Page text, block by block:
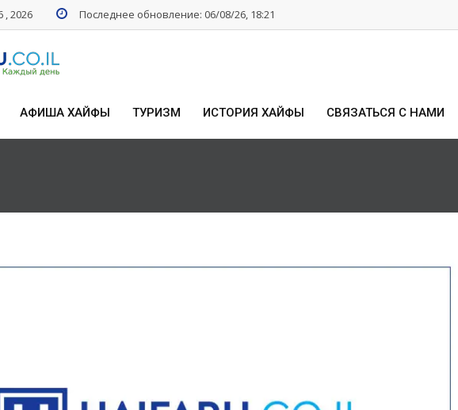
, 2026 Последнее обновление: 06/08/26, 18:21
АФИША ХАЙФЫ ТУРИЗМ ИСТОРИЯ ХАЙФЫ СВЯЗАТЬСЯ С НАМИ